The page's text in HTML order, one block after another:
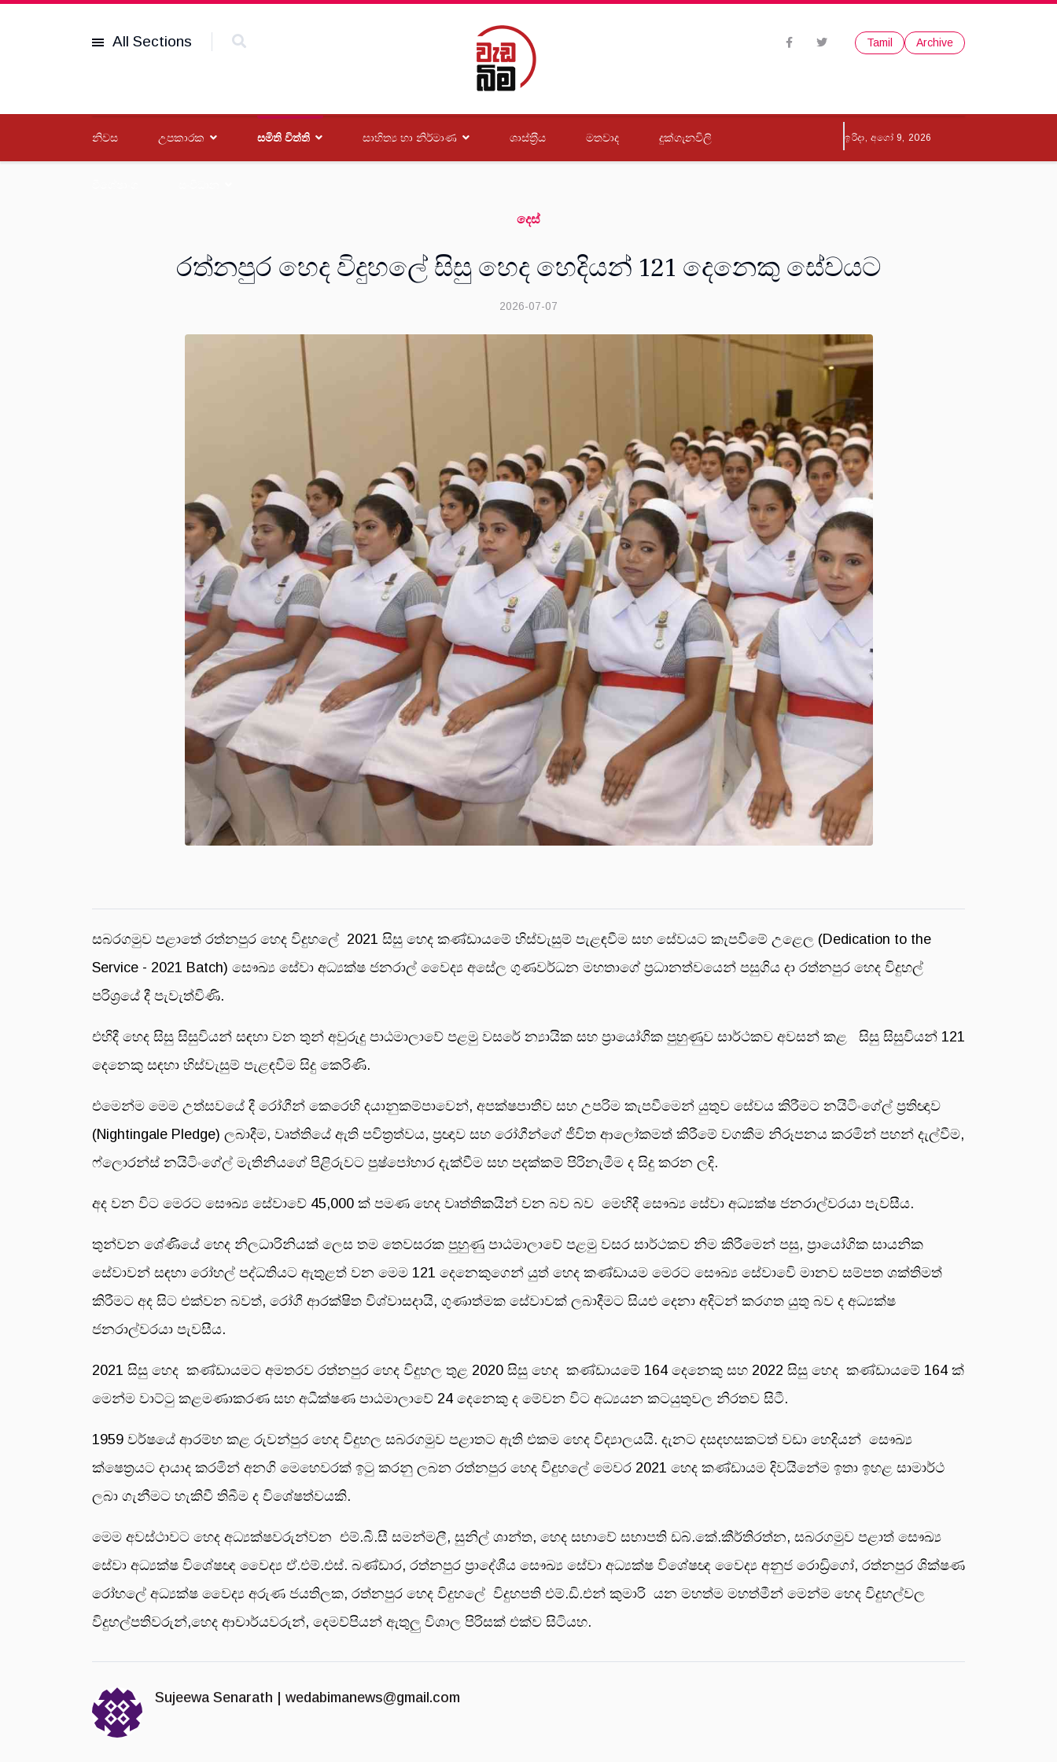
All Sections Tamil Archive
නිවස උපකාරක සමිති විත්ති සාහිත්‍ය හා නිර්මාණ ශාස්ත‍්‍රීය මතවාද දුක්ගැනවිලි ඉරිදා, අගෝ 9, 2026
දෙස්
රත්නපුර හෙද විදුහලේ සිසු හෙද හෙදියන් 121 දෙනෙකු සේවයට
2026-07-07
සබරගමුව පළාතේ රත්නපුර හෙද විදුහලේ 2021 සිසු හෙද කණ්ඩායමේ හිස්වැසුම් පැළඳවීම සහ සේවයට කැපවීමේ උළෙල (Dedication to the
Service - 2021 Batch) සෞඛ්‍ය සේවා අධ්‍යක්ෂ ජනරාල් වෛද්‍ය අසේල ගුණවර්ධන මහතාගේ ප්‍රධානත්වයෙන් පසුගිය දා රත්නපුර හෙද විදුහල්
පරිශ්‍රයේ දී පැවැත්විණි.
එහිදී හෙද සිසු සිසුවියන් සඳහා වන තුන් අවුරුදු පාඨමාලාවේ පළමු වසරේ න්‍යායික සහ ප්‍රායෝගික පුහුණුව සාර්ථකව අවසන් කළ සිසු සිසුවියන් 121
දෙනෙකු සඳහා හිස්වැසුම් පැළඳවීම සිදු කෙරිණි.
එමෙන්ම මෙම උත්සවයේ දී රෝගීන් කෙරෙහි දයානුකම්පාවෙන්, අපක්ෂපාතීව සහ උපරිම කැපවීමෙන් යුතුව සේවය කිරීමට නයිටිංගේල් ප්‍රතිඥාව
(Nightingale Pledge) ලබාදීම, වෘත්තියේ ඇති පවිත්‍රත්වය, ප්‍රඥාව සහ රෝගීන්ගේ ජීවිත ආලෝකමත් කිරීමේ වගකීම නිරූපනය කරමින් පහන් දැල්වීම,
ෆ්ලොරන්ස් නයිටිංගේල් මැතිනියගේ පිළිරුවට පුෂ්පෝහාර දැක්වීම සහ පදක්කම් පිරිනැමීම ද සිදු කරන ලදි.
අද වන විට මෙරට සෞඛ්‍ය සේවාවේ 45,000 ක් පමණ හෙද වෘත්තිකයින් වන බව බව මෙහිදී සෞඛ්‍ය සේවා අධ්‍යක්ෂ ජනරාල්වරයා පැවසීය.
තුන්වන ශේණියේ හෙද නිලධාරිනියක් ලෙස තම තෙවසරක පුහුණු පාඨමාලාවේ පළමු වසර සාර්ථකව නිම කිරීමෙන් පසු, ප්‍රායෝගික සායනික
සේවාවන් සඳහා රෝහල් පද්ධතියට ඇතුළත් වන මෙම 121 දෙනෙකුගෙන් යුත් හෙද කණ්ඩායම මෙරට සෞඛ්‍ය සේවාවෙි මානව සම්පත ශක්තිමත්
කිරීමට අද සිට එක්වන බවත්, රෝගී ආරක්ෂිත විශ්වාසදායි, ගුණාත්මක සේවාවක් ලබාදීමට සියළු දෙනා අදිටන් කරගත යුතු බව ද අධ්‍යක්ෂ
ජනරාල්වරයා පැවසීය.
2021 සිසු හෙද කණ්ඩායමට අමතරව රත්නපුර හෙද විදුහල තුළ 2020 සිසු හෙද කණ්ඩායමේ 164 දෙනෙකු සහ 2022 සිසු හෙද කණ්ඩායමේ 164 ක්
මෙන්ම වාට්ටු කළමණාකරණ සහ අධීක්ෂණ පාඨමාලාවේ 24 දෙනෙකු ද මේවන විට අධ්‍යයන කටයුතුවල නිරතව සිටී.
1959 වර්ෂයේ ආරම්භ කළ රුවන්පුර හෙද විදුහල සබරගමුව පළාතට ඇති එකම හෙද විද්‍යාලයයි. දැනට දසදහසකටත් වඩා හෙදියන් සෞඛ්‍ය
ක්ෂෙත්‍රයට දායාද කරමින් අනගි මෙහෙවරක් ඉටු කරනු ලබන රත්නපුර හෙද විදුහලේ මෙවර 2021 හෙද කණ්ඩායම දිවයිනේම ඉතා ඉහළ සාමාර්ථ
ලබා ගැනීමට හැකිවී තිබීම ද විශේෂත්වයකි.
මෙම අවස්ථාවට හෙද අධ්‍යක්ෂවරුන්වන එම්.බී.සී සමන්මලී, සුනිල් ශාන්ත, හෙද සභාවේ සභාපති ඩබ්.කේ.කීර්තිරත්න, සබරගමුව පළාත් සෞඛ්‍ය
සේවා අධ්‍යක්ෂ විශේෂඥ වෛද්‍ය ඒ.එම්.එස්. බණ්ඩාර, රත්නපුර ප්‍රාදේශීය සෞඛ්‍ය සේවා අධ්‍යක්ෂ විශේෂඥ වෛද්‍ය අනුජ රොඩ්‍රිගෝ, රත්නපුර ශික්ෂණ
රෝහලේ අධ්‍යක්ෂ වෛද්‍ය අරුණ ජයතිලක, රත්නපුර හෙද විදුහලේ විදුහපති එම්.ඩි.එන් කුමාරි යන මහත්ම මහත්මීන් මෙන්ම හෙද විදුහල්වල
විදුහල්පතිවරුන්,හෙද ආචාර්යවරුන්, දෙමව්පියන් ඇතුලු විශාල පිරිසක් එක්ව සිටියහ.
Sujeewa Senarath | wedabimanews@gmail.com